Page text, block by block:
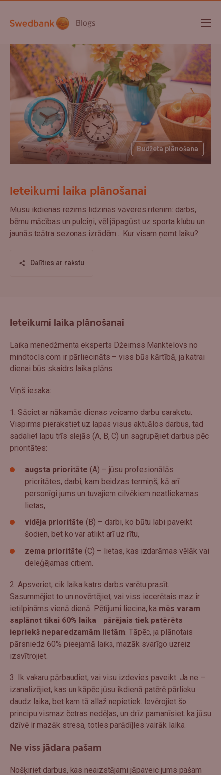
Blogs
Budžeta plānošana
Ieteikumi laika plānošanai
Mūsu ikdienas režīms līdzinās vāveres ritenim: darbs,
bērnu mācības un pulciņi, vēl jāpagūst uz sporta klubu un
jaunās teātra sezonas izrādēm... Kur visam ņemt laiku?
Dalīties ar rakstu
Ieteikumi laika plānošanai
Laika menedžmenta eksperts Džeimss Manktelovs no
mindtools.com ir pārliecināts – viss būs kārtībā, ja katrai
dienai būs skaidrs laika plāns.
Viņš iesaka:
1. Sāciet ar nākamās dienas veicamo darbu sarakstu.
Vispirms pierakstiet uz lapas visus aktuālos darbus, tad
sadaliet lapu trīs slejās (A, B, C) un sagrupējiet darbus pēc
prioritātes:
augsta prioritāte (A) – jūsu profesionālās
prioritātes, darbi, kam beidzas termiņš, kā arī
personīgi jums un tuvajiem cilvēkiem neatliekamas
lietas,
vidēja prioritāte (B) – darbi, ko būtu labi paveikt
šodien, bet ko var atlikt arī uz rītu,
zema prioritāte (C) – lietas, kas izdarāmas vēlāk vai
deleģējamas citiem.
2. Apsveriet, cik laika katrs darbs varētu prasīt.
Sasummējiet to un novērtējiet, vai viss iecerētais maz ir
ietilpināms vienā dienā. Pētījumi liecina, ka mēs varam
saplānot tikai 60% laika– pārējais tiek patērēts
iepriekš neparedzamām lietām. Tāpēc, ja plānotais
pārsniedz 60% pieejamā laika, mazāk svarīgo uzreiz
izsvītrojiet.
3. Ik vakaru pārbaudiet, vai visu izdevies paveikt. Ja ne –
izanalizējiet, kas un kāpēc jūsu ikdienā patērē pārlieku
daudz laika, bet kam tā allaž nepietiek. Ievērojiet šo
principu vismaz četras nedēļas, un drīz pamanīsiet, ka jūsu
dzīvē ir mazāk stresa, toties parādījies vairāk laika.
Ne viss jādara pašam
Nošķiriet darbus, kas neaizstājami jāpaveic jums pašam